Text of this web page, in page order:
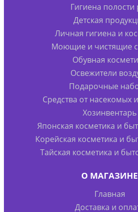
Гигиена полости
Детская
Личная гигиена и
Моющие и чистящие
Обувная
Освежители
Подарочные
Средства от насекомых
Хозинвентарь
Японская косметика и
Корейская косметика и
Тайская косметика и
О МАГАЗИНЕ
Главная
Доставка и